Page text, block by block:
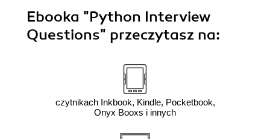
Ebooka "Python Interview
Questions" przeczytasz na:
czytnikach Inkbook, Kindle, Pocketbook,
Onyx Booxs i innych